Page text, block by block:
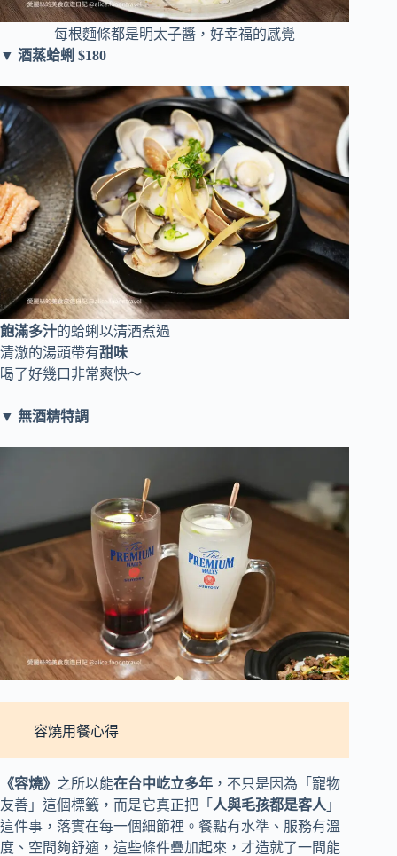
每根麵條都是明太子醬，好幸福的感覺
▼ 酒蒸蛤蜊 $180
飽滿多汁的蛤蜊以清酒煮過
清澈的湯頭帶有甜味
喝了好幾口非常爽快～
▼ 無酒精特調
容燒用餐心得
《容燒》 之所以能在台中屹立多年 ，不只是因為「寵物
友善」這個標籤，而是它真正把「 人與毛孩都是客人 」
這件事，落實在每一個細節裡。餐點有水準、服務有溫
度、空間夠舒適，這些條件疊加起來，才造就了一間能